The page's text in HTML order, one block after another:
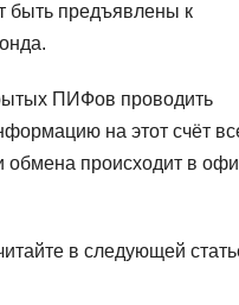
быть предъявлены к
ПИФов проводить
на этот счёт
обмена происходит в
в следующей